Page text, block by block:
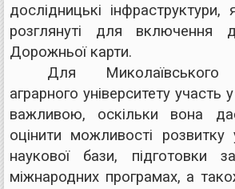
дослідницькі
розглянуті для включення
Дорожньої карти.
Для Миколаївського
аграрного університету участь
важливою, оскільки вона
оцінити можливості розвитку
наукової бази, підготовки
міжнародних програмах, а